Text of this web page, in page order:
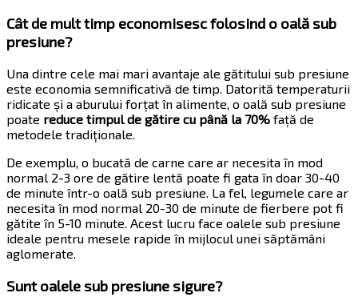
Cât de mult timp economisesc folosind o oală sub
presiune?
Una dintre cele mai mari avantaje ale gătitului sub presiune
este economia semnificativă de timp. Datorită temperaturii
ridicate și a aburului forțat în alimente, o oală sub presiune
poate reduce timpul de gătire cu până la 70% față de
metodele tradiționale.
De exemplu, o bucată de carne care ar necesita în mod
normal 2-3 ore de gătire lentă poate fi gata în doar 30-40
de minute într-o oală sub presiune. La fel, legumele care ar
necesita în mod normal 20-30 de minute de fierbere pot fi
gătite în 5-10 minute. Acest lucru face oalele sub presiune
ideale pentru mesele rapide în mijlocul unei săptămâni
aglomerate.
Sunt oalele sub presiune sigure?